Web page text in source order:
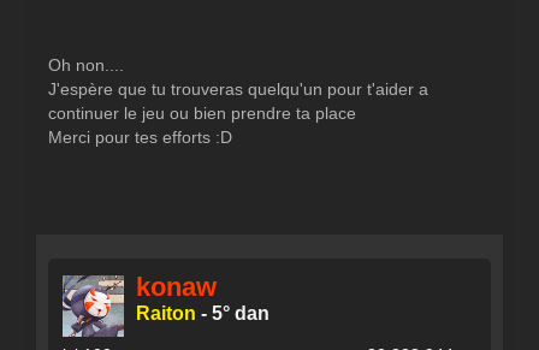
Oh non....
J'espère que tu trouveras quelqu'un pour t'aider a
continuer le jeu ou bien prendre ta place
Merci pour tes efforts :D
konaw
Raiton - 5° dan